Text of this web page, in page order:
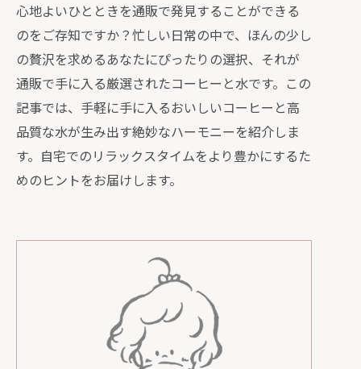
心地よいひとときを通販で発見することができる
のをご存知ですか？忙しい日常の中で、ほんの少し
の贅沢を求めるあなたにぴったりの選択、それが
通販で手に入る厳選されたコーヒーと水です。この
記事では、手軽に手に入るおいしいコーヒーと高
品質な水が生み出す絶妙なハーモニーを紹介しま
す。自宅でのリラックスタイムをより豊かにするた
めのヒントをお届けします。